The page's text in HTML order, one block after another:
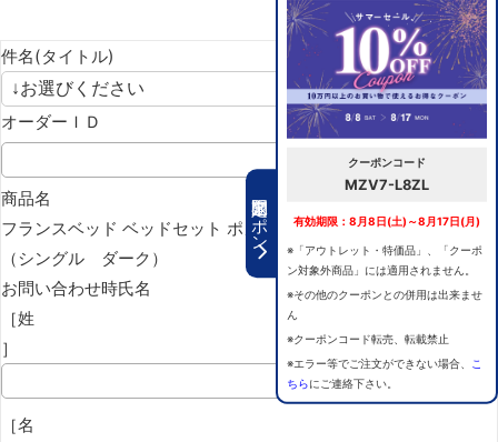
期間限定クーポン
クーポンコード
MZV7-L8ZL
有効期限：8月8日(土)～8月17日(月)
※「アウトレット・特価品」、「クーポ
ン対象外商品」には適用されません。
※その他のクーポンとの併用は出来ませ
ん
※クーポンコード転売、転載禁止
※エラー等でご注文ができない場合、
こ
ちらにご連絡下さい。
件名(タイトル)
オーダーＩＤ
商品名
フランスベッド ベッドセット ポメロ01F TW-010α
（シングル ダーク）
お問い合わせ時氏名
［姓
］
［名